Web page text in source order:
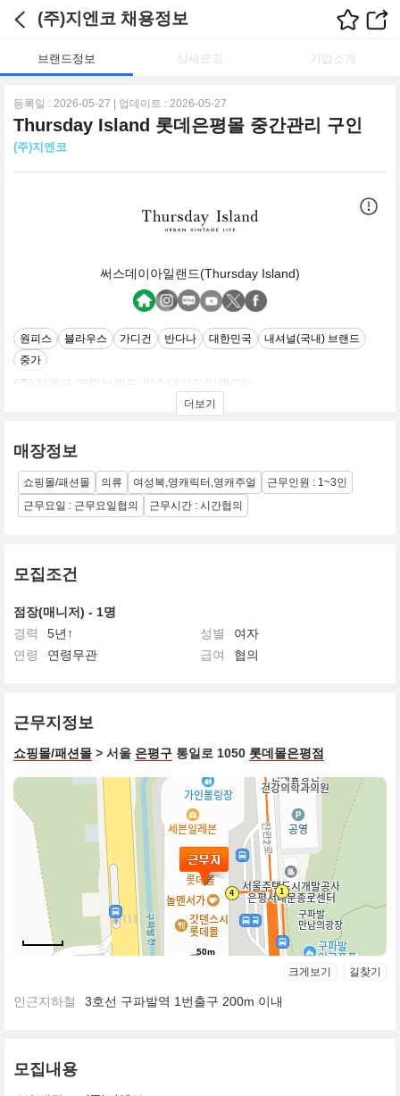
(주)지엔코 채용정보
브랜드정보 상세요강 기업소개
등록일 : 2026-05-27 | 업데이트 : 2026-05-27
Thursday Island 롯데은평몰 중간관리 구인
(주)지엔코
써스데이아일랜드(Thursday Island)
원피스 블라우스 가디건 반다나 대한민국
내셔널(국내) 브랜드
중가
(주)지엔코 메인브랜드 써스데이아일랜드는
내추럴하고 자유로운 감성의 Vintage한 Mood를 기본으로 한 Urban
더보기
매장정보
쇼핑몰/패션몰 의류 여성복,영캐릭터,영캐주얼
근무인원 : 1~3인
근무요일 : 근무요일협의
근무시간 : 시간협의
모집조건
점장(매니저) - 1명
경력
5년↑ 성별
여자
연령
연령무관 급여 협의
근무지정보
쇼핑몰/패션몰 > 서울 은평구 통일로 1050 롯데몰은평점
50m
크게보기 길찾기
인근지하철 3호선 구파발역 1번출구 200m 이내
모집내용